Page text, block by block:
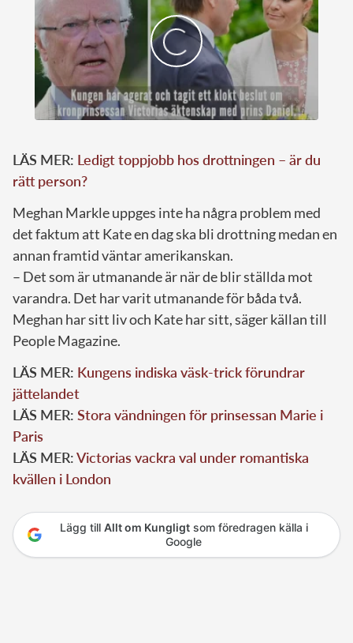
LÄS MER: Ledigt toppjobb hos drottningen – är du
rätt person?
Meghan Markle uppges inte ha några problem med
det faktum att Kate en dag ska bli drottning medan en
annan framtid väntar amerikanskan.
– Det som är utmanande är när de blir ställda mot
varandra. Det har varit utmanande för båda två.
Meghan har sitt liv och Kate har sitt, säger källan till
People Magazine.
LÄS MER: Kungens indiska väsk-trick förundrar
jättelandet
LÄS MER: Stora vändningen för prinsessan Marie i
Paris
LÄS MER:Victorias vackra val under romantiska
kvällen i London
Lägg till Allt om Kungligtsom föredragen källa i
Google